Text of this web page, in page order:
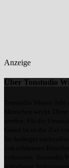
Anzeige
Über Tonstudio